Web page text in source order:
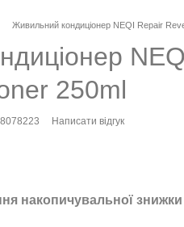
Живильний кондиціонер NEQI Repair
250ml
Написати відгук
накопичувальної знижки